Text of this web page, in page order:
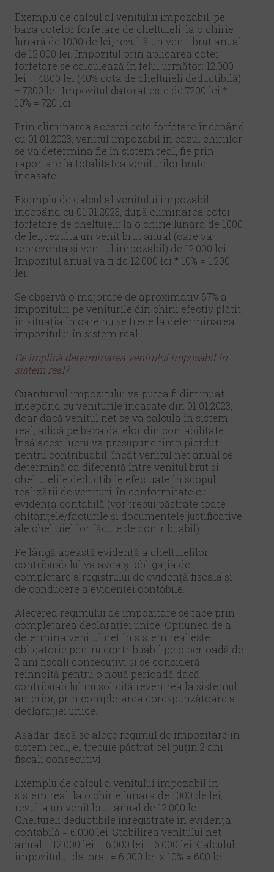
Exemplu de calcul al venitului impozabil, pe
baza cotelor forfetare de cheltuieli: la o chirie
lunară de 1000 de lei, rezultă un venit brut anual
de 12.000 lei. Impozitul prin aplicarea cotei
forfetare se calculează în felul următor: 12.000
lei – 4800 lei (40% cota de cheltuieli deductibilă)
= 7200 lei. Impozitul datorat este de 7200 lei *
10% = 720 lei.
Prin eliminarea acestei cote forfetare începând
cu 01.01.2023, venitul impozabil în cazul chiriilor
se va determina fie în sistem real, fie prin
raportare la totalitatea veniturilor brute
încasate.
Exemplu de calcul al venitului impozabil
începând cu 01.01.2023, după eliminarea cotei
forfetare de cheltuieli: la o chirie lunara de 1000
de lei, rezulta un venit brut anual (care va
reprezenta și venitul impozabil) de 12.000 lei.
Impozitul anual va fi de 12.000 lei * 10% = 1.200
lei.
Se observă o majorare de aproximativ 67% a
impozitului pe veniturile din chirii efectiv plătit,
în situația în care nu se trece la determinarea
impozitului în sistem real.
Ce implică determinarea venitului impozabil în
sistem real?
Cuantumul impozitului va putea fi diminuat
începând cu veniturile încasate din 01.01.2023,
doar dacă venitul net se va calcula în sistem
real, adică pe baza datelor din contabilitate.
Însă acest lucru va presupune timp pierdut
pentru contribuabil, încât venitul net anual se
determină ca diferență între venitul brut și
cheltuielile deductibile efectuate în scopul
realizării de venituri, în conformitate cu
evidența contabilă (vor trebui păstrate toate
chitanțele/facturile și documentele justificative
ale cheltuielilor făcute de contribuabil).
Pe lângă această evidență a cheltuielilor,
contribuabilul va avea și obligația de
completare a registrului de evidență fiscală și
de conducere a evidenței contabile.
Alegerea regimului de impozitare se face prin
completarea declarației unice. Opțiunea de a
determina venitul net în sistem real este
obligatorie pentru contribuabil pe o perioadă de
2 ani fiscali consecutivi și se consideră
reînnoită pentru o nouă perioadă dacă
contribuabilul nu solicită revenirea la sistemul
anterior, prin completarea corespunzătoare a
declarației unice.
Așadar, dacă se alege regimul de impozitare în
sistem real, el trebuie păstrat cel puțin 2 ani
fiscali consecutivi.
Exemplu de calcul a venitului impozabil în
sistem real: la o chirie lunara de 1000 de lei,
rezulta un venit brut anual de 12.000 lei.
Cheltuieli deductibile înregistrate în evidența
contabilă = 6.000 lei. Stabilirea venitului net
anual = 12.000 lei – 6.000 lei = 6.000 lei. Calculul
impozitului datorat = 6.000 lei x 10% = 600 lei.